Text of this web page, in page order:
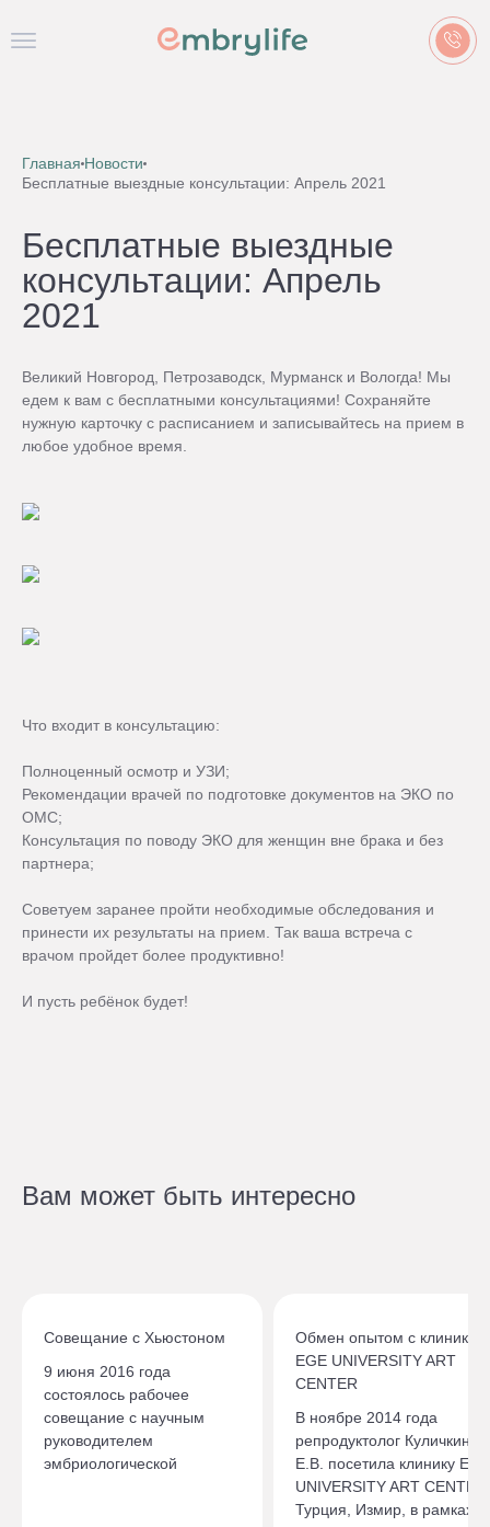
Главная Новости
Бесплатные выездные консультации: Апрель 2021
Бесплатные выездные
консультации: Апрель
2021
Великий Новгород, Петрозаводск, Мурманск и Вологда! Мы
едем к вам с бесплатными консультациями! Сохраняйте
нужную карточку с расписанием и записывайтесь на прием в
любое удобное время.
Что входит в консультацию:
Полноценный осмотр и УЗИ;
Рекомендации врачей по подготовке документов на ЭКО по
ОМС;
Консультация по поводу ЭКО для женщин вне брака и без
партнера;
Советуем заранее пройти необходимые обследования и
принести их результаты на прием. Так ваша встреча с
врачом пройдет более продуктивно!
И пусть ребёнок будет!
Вам может быть интересно
Совещание с Хьюстоном
9 июня 2016 года
состоялось рабочее
совещание с научным
руководителем
эмбриологической
Обмен опытом с клиникой
EGE UNIVERSITY ART
CENTER
В ноябре 2014 года
репродуктолог Куличкина
Е.В. посетила клинику EGE
UNIVERSITY ART CENTER,
Турция, Измир, в рамках